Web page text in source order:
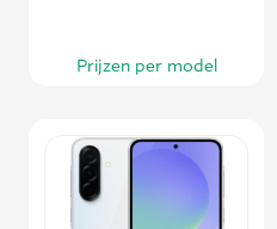
Prijzen per model